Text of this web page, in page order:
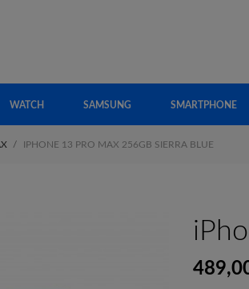
WATCH SAMSUNG SMARTPHONE
IPHONE 13 PRO MAX 256GB SIERRA BLUE